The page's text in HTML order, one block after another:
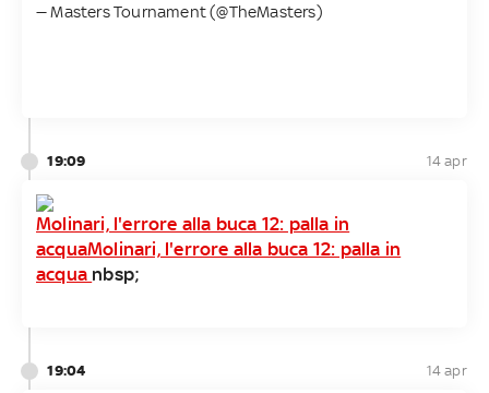
— Masters Tournament (@TheMasters)
19:09 14 apr
Molinari, l'errore alla buca 12: palla in
acquaMolinari, l'errore alla buca 12: palla in
acqua nbsp;
19:04 14 apr